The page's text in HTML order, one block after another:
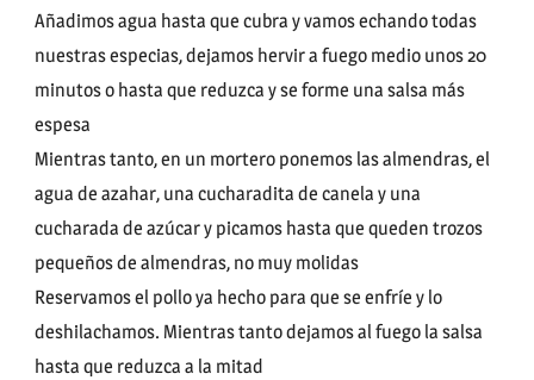
Añadimos agua hasta que cubra y vamos echando todas
nuestras especias, dejamos hervir a fuego medio unos 20
minutos o hasta que reduzca y se forme una salsa más
espesa
Mientras tanto, en un mortero ponemos las almendras, el
agua de azahar, una cucharadita de canela y una
cucharada de azúcar y picamos hasta que queden trozos
pequeños de almendras, no muy molidas
Reservamos el pollo ya hecho para que se enfríe y lo
deshilachamos. Mientras tanto dejamos al fuego la salsa
hasta que reduzca a la mitad